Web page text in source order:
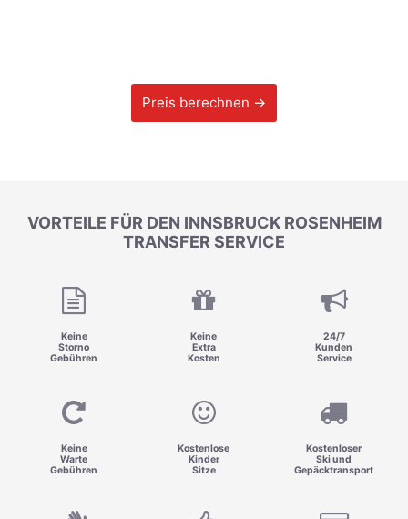
Preis berechnen →
VORTEILE FÜR DEN INNSBRUCK ROSENHEIM
TRANSFER SERVICE
Keine
Storno
Gebühren
Keine
Extra
Kosten
24/7
Kunden
Service
Keine
Warte
Gebühren
Kostenlose
Kinder
Sitze
Kostenloser
Ski und
Gepäcktransport